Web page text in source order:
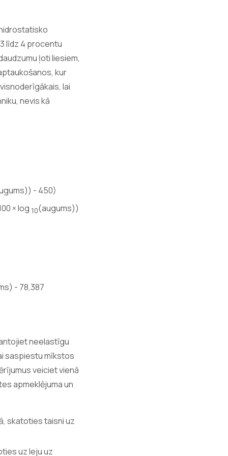
līdz 4 procentu
ļoti liesiem,
kur
lai
nevis kā
- 450)
× log 10(augums))
- 78,387
neelastīgu
saspiestu mīkstos
veiciet vienā
apmeklējuma un
skatoties taisni uz
uz leju uz